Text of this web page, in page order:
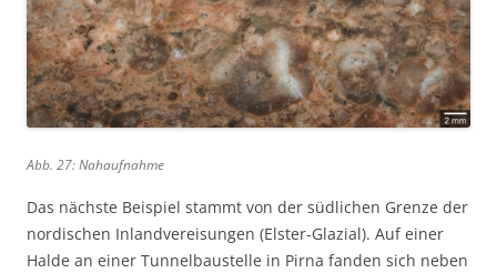
Abb. 27: Nahaufnahme
Das nächste Beispiel stammt von der südlichen Grenze der
nordischen Inlandvereisungen (Elster-Glazial). Auf einer
Halde an einer Tunnelbaustelle in Pirna fanden sich neben